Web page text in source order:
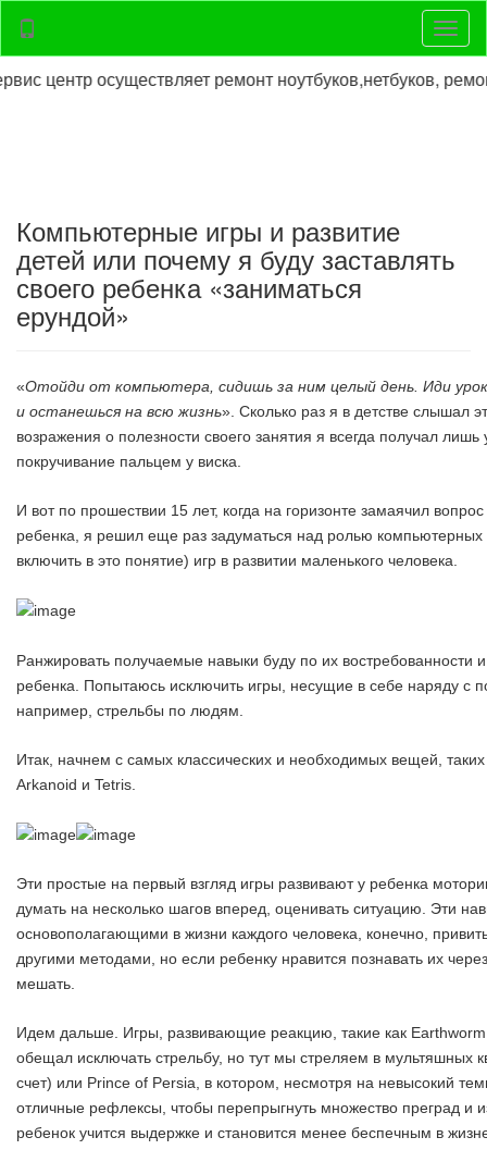
осуществляет ремонт ноутбуков,нетбуков,
Компьютерные игры и развитие
детей или почему я буду заставлять
своего ребенка «заниматься
ерундой»
«Отойди от компьютера, сидишь за ним целый день. Иди
и останешься на всю жизнь». Сколько раз я в детстве слышал
возражения о полезности своего занятия я всегда получал
покручивание пальцем у виска.
И вот по прошествии 15 лет, когда на горизонте замаячил
ребенка, я решил еще раз задуматься над ролью компьютерных
включить в это понятие) игр в развитии маленького человека.
Ранжировать получаемые навыки буду по их востребованности
ребенка. Попытаюсь исключить игры, несущие в себе наряду с
например, стрельбы по людям.
Итак, начнем с самых классических и необходимых вещей,
Arkanoid и Tetris.
Эти простые на первый взгляд игры развивают у ребенка
думать на несколько шагов вперед, оценивать ситуацию. Эти
основополагающими в жизни каждого человека, конечно,
другими методами, но если ребенку нравится познавать их
мешать.
Идем дальше. Игры, развивающие реакцию, такие как
обещал исключать стрельбу, но тут мы стреляем в мультяшных
счет) или Prince of Persia, в котором, несмотря на невысокий
отличные рефлексы, чтобы перепрыгнуть множество преград и
ребенок учится выдержке и становится менее беспечным в